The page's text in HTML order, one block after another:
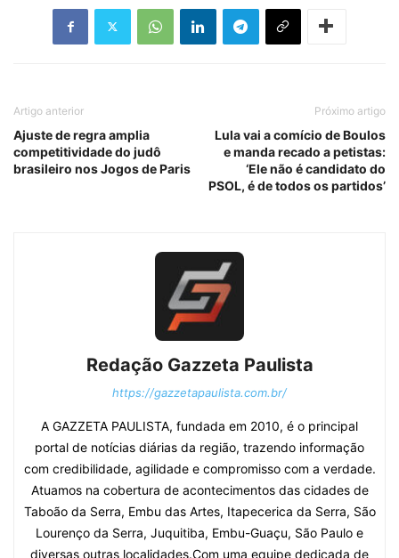
Artigo anterior
Ajuste de regra amplia
competitividade do judô
brasileiro nos Jogos de Paris
Próximo artigo
Lula vai a comício de Boulos
e manda recado a petistas:
‘Ele não é candidato do
PSOL, é de todos os partidos’
Redação Gazzeta Paulista
https://gazzetapaulista.com.br/
A GAZZETA PAULISTA, fundada em 2010, é o principal
portal de notícias diárias da região, trazendo informação
com credibilidade, agilidade e compromisso com a verdade.
Atuamos na cobertura de acontecimentos das cidades de
Taboão da Serra, Embu das Artes, Itapecerica da Serra, São
Lourenço da Serra, Juquitiba, Embu-Guaçu, São Paulo e
diversas outras localidades.Com uma equipe dedicada de